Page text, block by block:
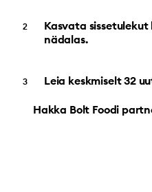
Kasvata
nädalas.
Leia keskmiselt 32
Hakka Bolt Foodi